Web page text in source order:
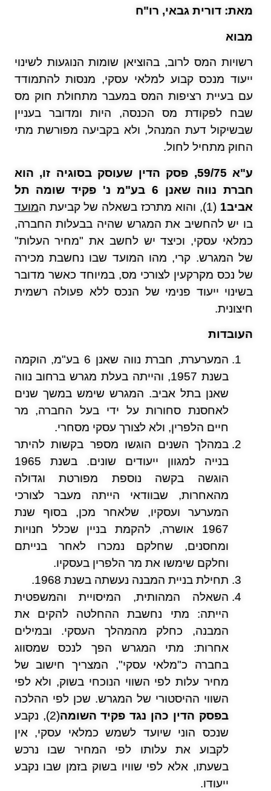
מאת: דורית גבאי, רו"ח
מבוא
רשויות המס לרוב, בהוציאן שומות הנוגעות לשינוי
ייעוד מנכס קבוע למלאי עסקי, מנסות להתמודד
עם בעיית רציפות המס במעבר מתחולת חוק מס
שבח לפקודת מס הכנסה, היות ומדובר בעניין
שבשיקול דעת המנהל, ולא בקביעה מפורשת מתי
החוק מתחיל לחול.
ע"א 59/75, פסק הדין שעוסק בסוגיה זו, הוא
חברת נווה שאנן 6 בע"מ נ' פקיד שומה תל
אביב1
(1), והוא מתרכז בשאלה של קביעת ה
מועד
בו יש להחשיב את המגרש שהיה בבעלות החברה,
כמלאי עסקי, וכיצד יש לחשב את "מחיר העלות"
של המגרש. קרי, מהו המועד שבו נחשבת מכירה
של נכס מקרקעין לצורכי מס, במיוחד כאשר מדובר
בשינוי ייעוד פנימי של הנכס ללא פעולה רשמית
חיצונית.
העובדות
המערערת, חברת נווה שאנן 6 בע"מ, הוקמה
בשנת 1957, והייתה בעלת מגרש ברחוב נווה
שאנן בתל אביב. המגרש שימש במשך שנים
לאחסנת סחורות על ידי בעל החברה, מר
חיים הלפרין, ולא לצורך עסקי מסחרי.
במהלך השנים הוגשו מספר בקשות להיתר
בנייה למגוון ייעודים שונים. בשנת 1965
הוגשה בקשה נוספת מפורטת וגדולה
מהאחרות, שבוודאי הייתה מעבר לצורכי
המערער ועסקיו, שלאחר מכן, בסוף שנת
1967 אושרה, להקמת בניין שכלל חנויות
ומחסנים, שחלקם נמכרו לאחר בנייתם
וחלקם שימשו את מר הלפרין בעסקיו.
תחילת בניית המבנה נעשתה בשנת 1968.
השאלה המהותית, המיסויית והמשפטית
הייתה: מתי נחשבת ההחלטה להקים את
המבנה, כחלק מהמהלך העסקי. ובמילים
אחרות: מתי המגרש הפך לנכס שמסווג
בחברה כ"מלאי עסקי", המצריך חישוב של
מחיר עלות לפי השווי הנוכחי בשוק, ולא לפי
השווי ההיסטורי של המגרש. שכן לפי ההלכה
בפסק הדין כהן נגד פקיד השומה
(2), נקבע
שנכס הוני שיועד לשמש כמלאי עסקי, אין
לקבוע את עלותו לפי המחיר שבו נרכש
בשעתו, אלא לפי שוויו בשוק בזמן שבו נקבע
ייעודו.